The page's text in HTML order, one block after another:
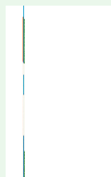
содержимому